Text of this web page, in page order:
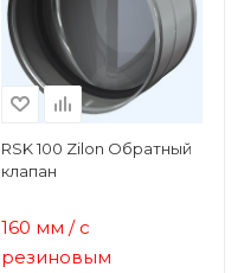
RSK 100 Zilon Обратный
клапан
160 мм / с
резиновым